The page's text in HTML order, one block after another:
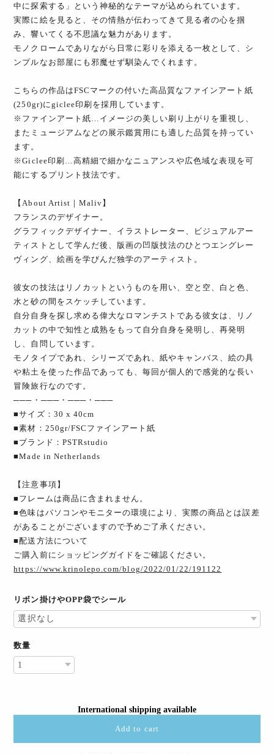
中に探索する」という神秘的なテーマが込められています。
実際に絵を見ると、その情熱が伝わってきて見る者の心を掴
み、響いてくる不思議な魅力があります。
モノクロームでありながら日常に彩りを添える一枚として、シ
ンプルなお部屋にも邪魔せず馴染んでくれます。
こちらの作品はFSCマークの付いた高品質なファインアート紙
(250gr)にgiclee印刷を採用しています。
※ファインアート紙…イメージの美しい刷り上がりを重視し、
またミュージアムなどの展示鑑賞用にも適した品質を持ってい
ます。
※Giclee印刷…高精細で細かなニュアンスや広色域な表現を可
能にするプリント技法です。
【About Artist｜Maliv】
フランスのデザイナー。
グラフィックデザイナー、イラストレーター、ビジュアルアー
ティストとして学んだ後、版画の凹版技法のひとつエングレー
ヴィング、絵画を学びんだ独学のアーティスト。
彼女の技法はリノカットというものを用い、空と空、白と色、
水と砂の間をスケッチしています。
自分自身を探し求める偉大なロマンチストである彼女は、リノ
カットの中で知性と成熟をもって自分自身を発明し、再発明
し、自問しています。
モノタイプであれ、シリーズであれ、紙やキャンバス、絵の具
や粘土を使った作品であっても、毎回が個人的で感覚的な長い
冒険旅行なのです。
───・───・───・───
■サイズ：30 x 40cm
■素材：250gr/FSCファインアート紙
■ブランド：PSTRstudio
■Made in Netherlands
【注意事項】
■フレームは商品に含まれません。
■色味はパソコンやモニターの環境により、実際の商品とは誤差
があることがございますので予めご了承ください。
■配送方法について
ご購入前にショッピングガイドをご確認ください。
https://www.krinolepo.com/blog/2022/01/22/191122
リボン掛けやOPP袋でシール
数量
International shipping available
Add to cart